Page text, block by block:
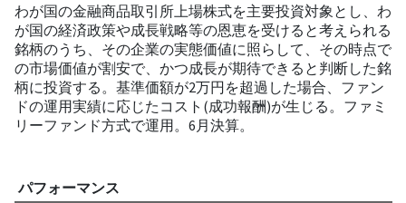
わが国の金融商品取引所上場株式を主要投資対象とし、わ
が国の経済政策や成長戦略等の恩恵を受けると考えられる
銘柄のうち、その企業の実態価値に照らして、その時点で
の市場価値が割安で、かつ成長が期待できると判断した銘
柄に投資する。基準価額が2万円を超過した場合、ファン
ドの運用実績に応じたコスト(成功報酬)が生じる。ファミ
リーファンド方式で運用。6月決算。
パフォーマンス